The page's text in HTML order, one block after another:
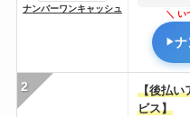
ナンバーワンキャッシュ
い
ナ
2
【後払い
ビス】